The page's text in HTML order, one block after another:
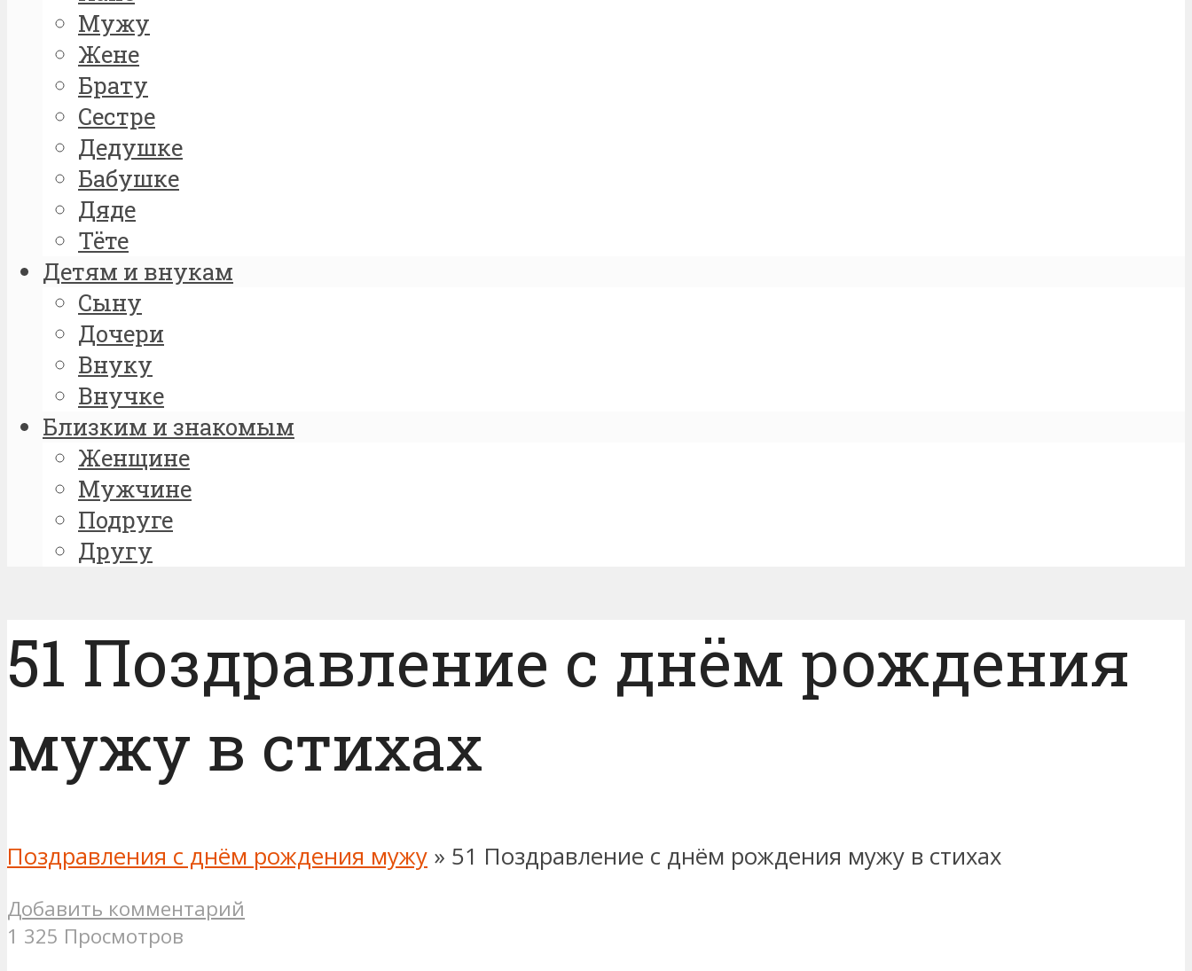
Мужу
Жене
Брату
Сестре
Дедушке
Бабушке
Дяде
Тёте
Детям и внукам
Сыну
Дочери
Внуку
Внучке
Близким и знакомым
Женщине
Мужчине
Подруге
Другу
51 Поздравление с днём рождения
мужу в стихах
Поздравления с днём рождения мужу » 51 Поздравление с днём рождения мужу в стихах
Добавить комментарий
1 325 Просмотров